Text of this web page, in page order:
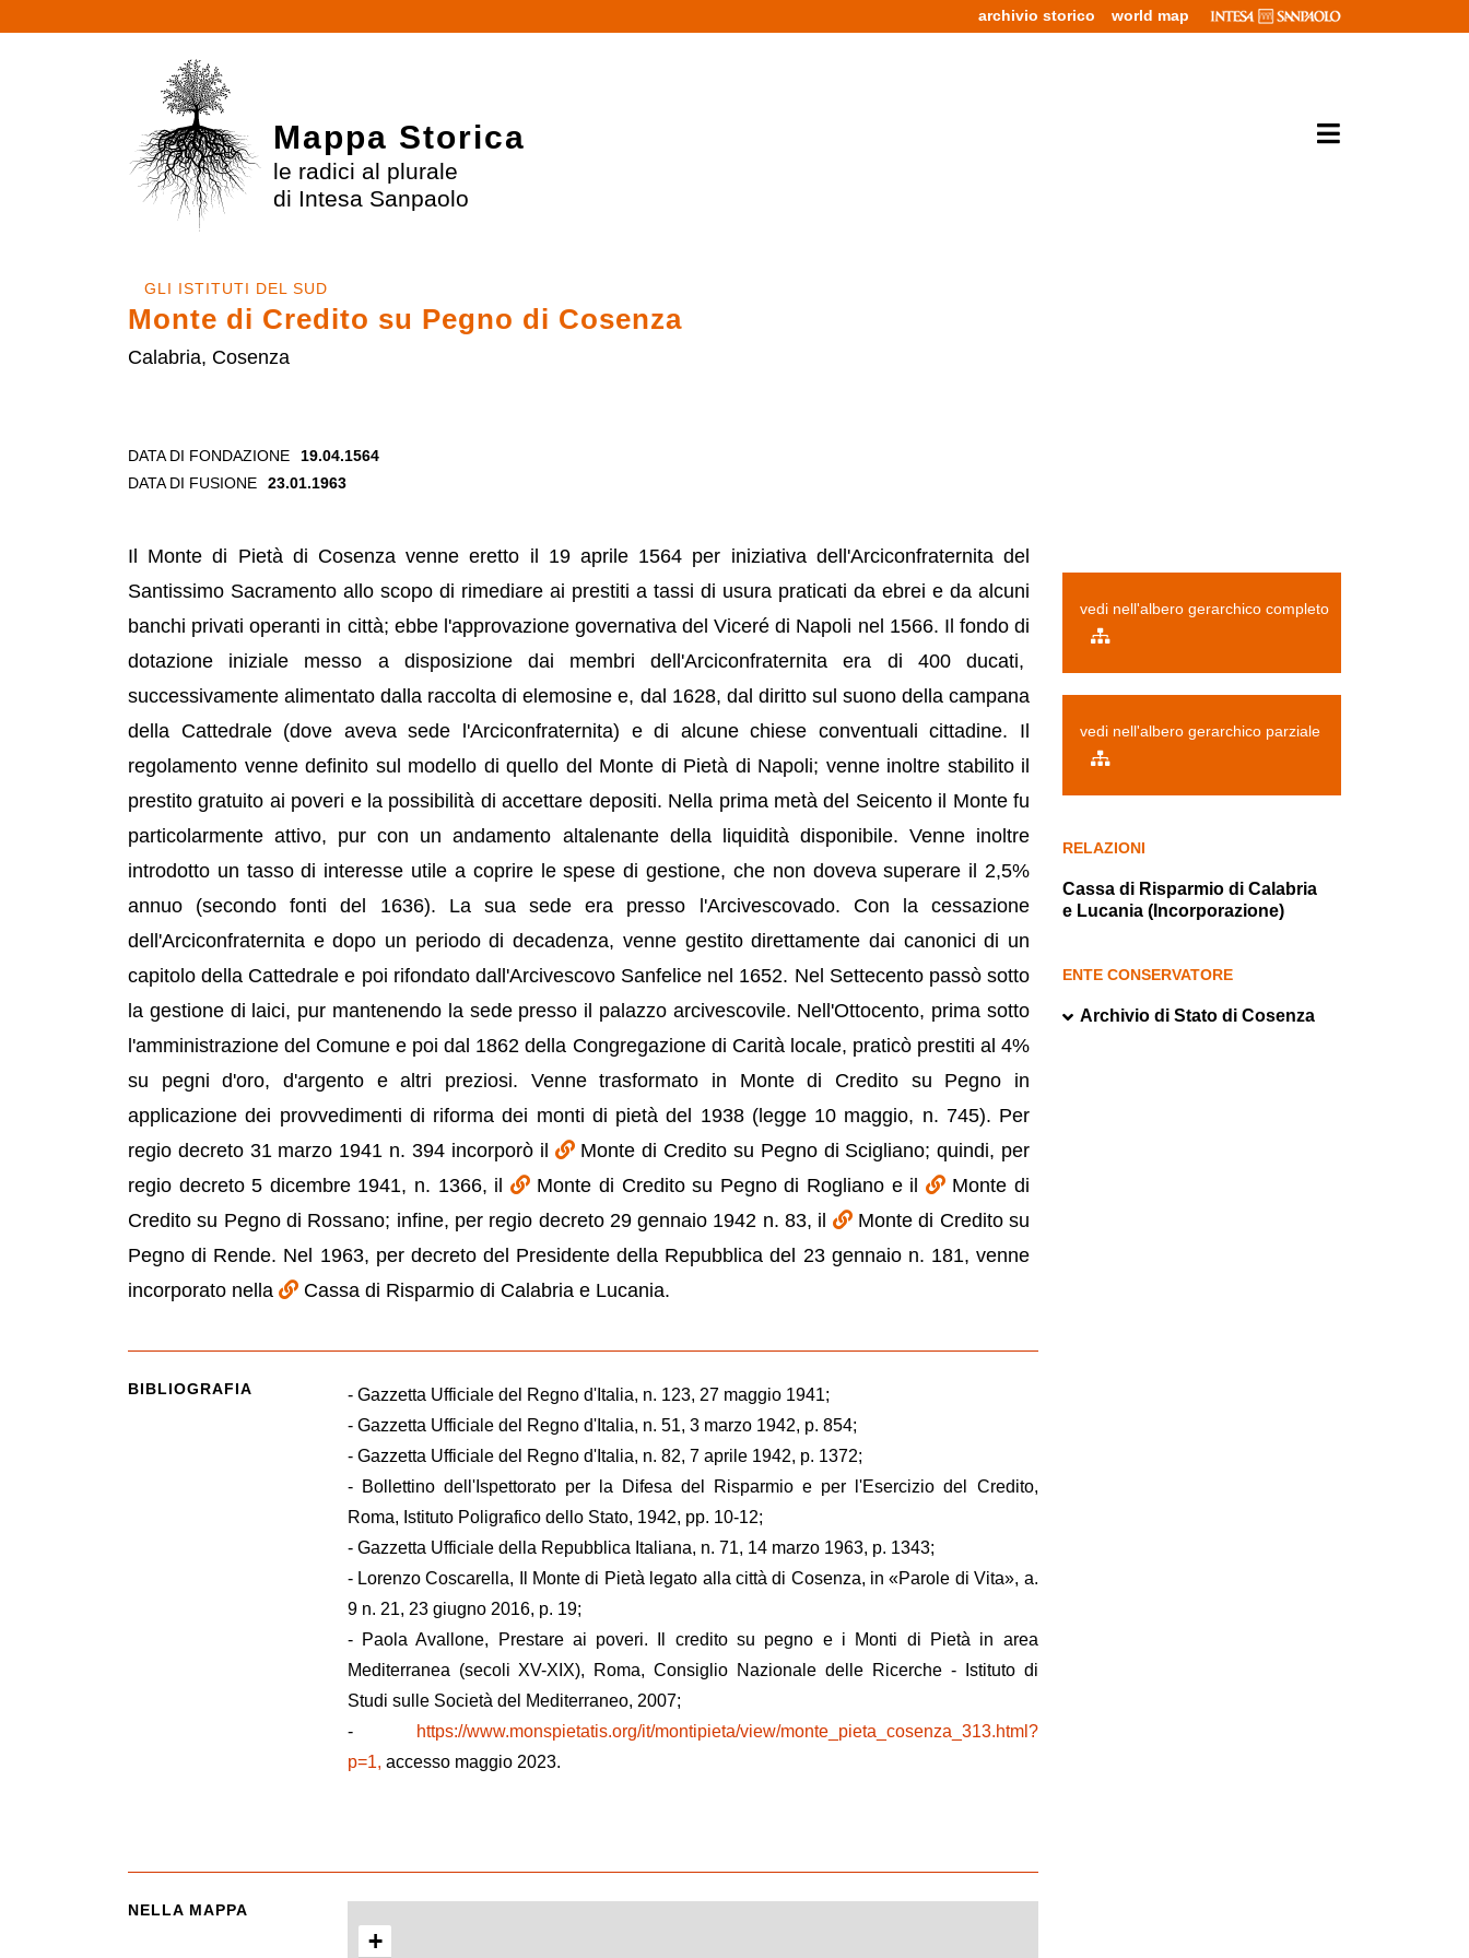
archivio storico world map
Mappa Storica
le radici al plurale
di Intesa Sanpaolo
GLI ISTITUTI DEL SUD
Monte di Credito su Pegno di Cosenza
Calabria, Cosenza
DATA DI FONDAZIONE
19.04.1564
DATA DI FUSIONE
23.01.1963
Il Monte di Pietà di Cosenza venne eretto il 19 aprile 1564 per iniziativa dell'Arciconfraternita del
Santissimo Sacramento allo scopo di rimediare ai prestiti a tassi di usura praticati da ebrei e da alcuni
banchi privati operanti in città; ebbe l'approvazione governativa del Viceré di Napoli nel 1566. Il fondo di
dotazione iniziale messo a disposizione dai membri dell'Arciconfraternita era di 400 ducati,
successivamente alimentato dalla raccolta di elemosine e, dal 1628, dal diritto sul suono della campana
della Cattedrale (dove aveva sede l'Arciconfraternita) e di alcune chiese conventuali cittadine. Il
regolamento venne definito sul modello di quello del Monte di Pietà di Napoli; venne inoltre stabilito il
prestito gratuito ai poveri e la possibilità di accettare depositi. Nella prima metà del Seicento il Monte fu
particolarmente attivo, pur con un andamento altalenante della liquidità disponibile. Venne inoltre
introdotto un tasso di interesse utile a coprire le spese di gestione, che non doveva superare il 2,5%
annuo (secondo fonti del 1636). La sua sede era presso l'Arcivescovado. Con la cessazione
dell'Arciconfraternita e dopo un periodo di decadenza, venne gestito direttamente dai canonici di un
capitolo della Cattedrale e poi rifondato dall'Arcivescovo Sanfelice nel 1652. Nel Settecento passò sotto
la gestione di laici, pur mantenendo la sede presso il palazzo arcivescovile. Nell'Ottocento, prima sotto
l'amministrazione del Comune e poi dal 1862 della Congregazione di Carità locale, praticò prestiti al 4%
su pegni d'oro, d'argento e altri preziosi. Venne trasformato in Monte di Credito su Pegno in
applicazione dei provvedimenti di riforma dei monti di pietà del 1938 (legge 10 maggio, n. 745). Per
regio decreto 31 marzo 1941 n. 394 incorporò il
Monte di Credito su Pegno di Scigliano; quindi, per
regio decreto 5 dicembre 1941, n. 1366, il
Monte di Credito su Pegno di Rogliano e il
Monte di
Credito su Pegno di Rossano; infine, per regio decreto 29 gennaio 1942 n. 83, il
Monte di Credito su
Pegno di Rende. Nel 1963, per decreto del Presidente della Repubblica del 23 gennaio n. 181, venne
incorporato nella
Cassa di Risparmio di Calabria e Lucania.
vedi nell'albero gerarchico completo
vedi nell'albero gerarchico parziale
RELAZIONI
Cassa di Risparmio di Calabria
e Lucania (Incorporazione)
ENTE CONSERVATORE
Archivio di Stato di Cosenza
BIBLIOGRAFIA
- Gazzetta Ufficiale del Regno d'Italia, n. 123, 27 maggio 1941;
- Gazzetta Ufficiale del Regno d'Italia, n. 51, 3 marzo 1942, p. 854;
- Gazzetta Ufficiale del Regno d'Italia, n. 82, 7 aprile 1942, p. 1372;
- Bollettino dell'Ispettorato per la Difesa del Risparmio e per l'Esercizio del Credito,
Roma, Istituto Poligrafico dello Stato, 1942, pp. 10-12;
- Gazzetta Ufficiale della Repubblica Italiana, n. 71, 14 marzo 1963, p. 1343;
- Lorenzo Coscarella, Il Monte di Pietà legato alla città di Cosenza, in «Parole di Vita», a.
9 n. 21, 23 giugno 2016, p. 19;
- Paola Avallone, Prestare ai poveri. Il credito su pegno e i Monti di Pietà in area
Mediterranea (secoli XV-XIX), Roma, Consiglio Nazionale delle Ricerche - Istituto di
Studi sulle Società del Mediterraneo, 2007;
-
https://www.monspietatis.org/it/montipieta/view/monte_pieta_cosenza_313.html?
p=1, accesso maggio 2023.
NELLA MAPPA
+